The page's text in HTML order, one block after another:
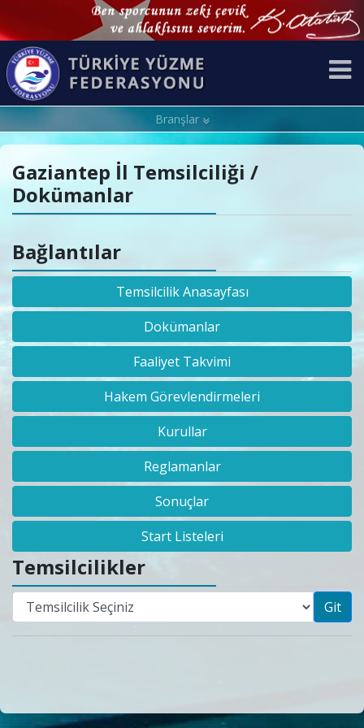
Branşlar
Gaziantep İl Temsilciliği /
Dokümanlar
Bağlantılar
Temsilcilik Anasayfası
Dokümanlar
Faaliyet Takvimi
Hakem Görevlendirmeleri
Kurullar
Reglamanlar
Sonuçlar
Start Listeleri
Temsilcilikler
Git